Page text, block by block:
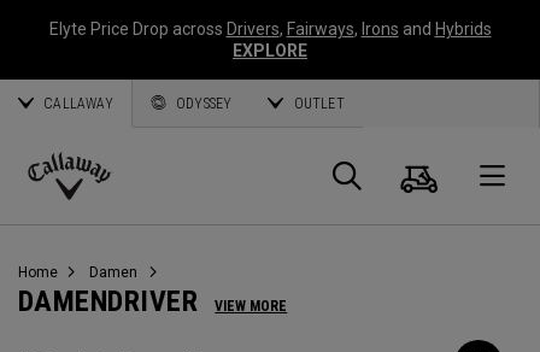
Elyte Price Drop across Drivers, Fairways, Irons and Hybrids
EXPLORE
CALLAWAY ODYSSEY OUTLET
Callaway
Suche
Home Damen
DAMENDRIVER VIEW MORE